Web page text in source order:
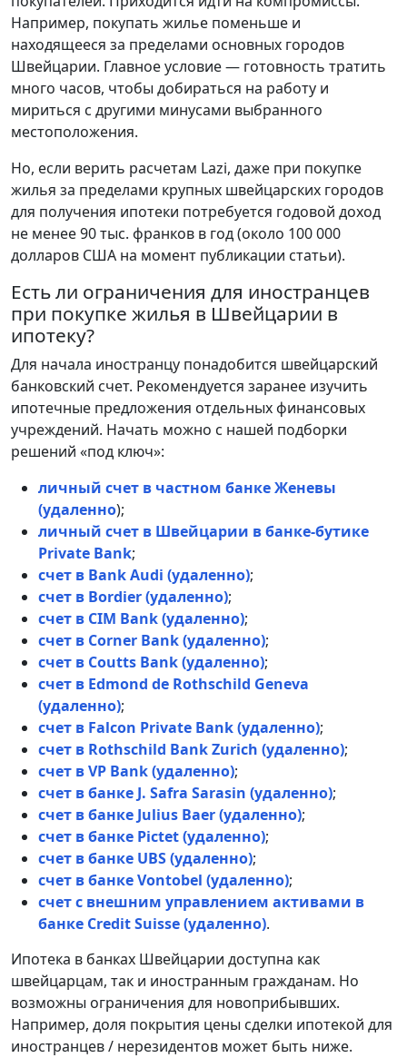
Например, покупать жилье поменьше и
находящееся за пределами основных городов
Швейцарии. Главное условие — готовность тратить
много часов, чтобы добираться на работу и
мириться с другими минусами выбранного
местоположения.
Но, если верить расчетам Lazi, даже при покупке
жилья за пределами крупных швейцарских городов
для получения ипотеки потребуется годовой доход
не менее 90 тыс. франков в год (около 100 000
долларов США на момент публикации статьи).
Есть ли ограничения для иностранцев
при покупке жилья в Швейцарии в
ипотеку?
Для начала иностранцу понадобится швейцарский
банковский счет. Рекомендуется заранее изучить
ипотечные предложения отдельных финансовых
учреждений. Начать можно с нашей подборки
решений «под ключ»:
личный счет в частном банке Женевы
(удаленно);
личный счет в Швейцарии в банке-бутике
Private Bank;
счет в Bank Audi (удаленно);
счет в Bordier (удаленно);
счет в CIM Bank (удаленно);
счет в Corner Bank (удаленно);
счет в Coutts Bank (удаленно);
счет в Edmond de Rothschild Geneva
(удаленно);
счет в Falcon Private Bank (удаленно);
счет в Rothschild Bank Zurich (удаленно);
счет в VP Bank (удаленно);
счет в банке J. Safra Sarasin (удаленно);
счет в банке Julius Baer (удаленно);
счет в банке Pictet (удаленно);
счет в банке UBS (удаленно);
счет в банке Vontobel (удаленно);
счет с внешним управлением активами в
банке Credit Suisse (удаленно).
Ипотека в банках Швейцарии доступна как
швейцарцам, так и иностранным гражданам. Но
возможны ограничения для новоприбывших.
Например, доля покрытия цены сделки ипотекой для
иностранцев / нерезидентов может быть ниже.